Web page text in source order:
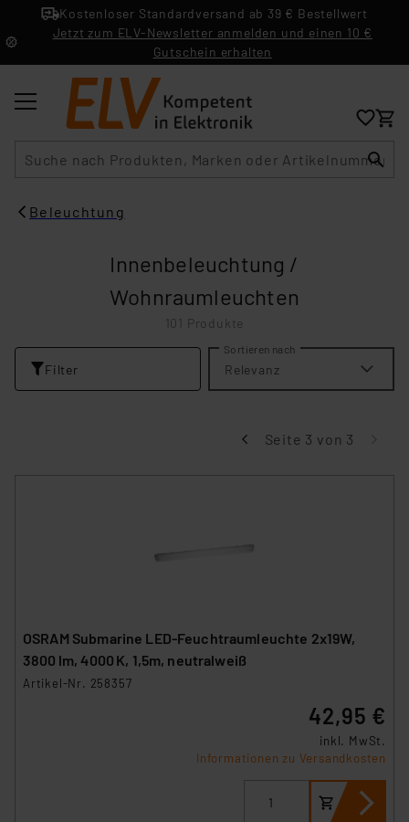
Kostenloser Standardversand ab 39 € Bestellwert
Jetzt zum ELV-Newsletter anmelden und einen 10 €
Gutschein erhalten
Beleuchtung
Innenbeleuchtung /
Wohnraumleuchten
101 Produkte
Filter
Sortieren nach
Relevanz
Seite 3 von 3
OSRAM Submarine LED-Feuchtraumleuchte 2x19W,
3800 lm, 4000 K, 1,5m, neutralweiß
Artikel-Nr. 258357
42,95 €
inkl. MwSt.
Informationen zu Versandkosten